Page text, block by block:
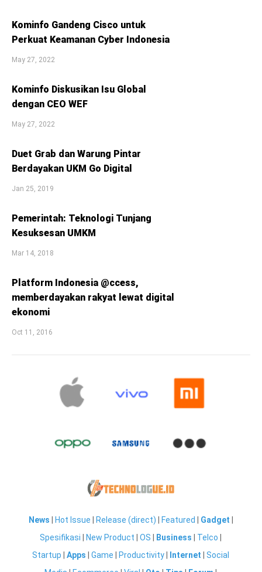
Kominfo Gandeng Cisco untuk
Perkuat Keamanan Cyber Indonesia
May 27, 2022
Kominfo Diskusikan Isu Global
dengan CEO WEF
May 27, 2022
Duet Grab dan Warung Pintar
Berdayakan UKM Go Digital
Jan 25, 2019
Pemerintah: Teknologi Tunjang
Kesuksesan UMKM
Mar 14, 2018
Platform Indonesia @ccess,
memberdayakan rakyat lewat digital
ekonomi
Oct 11, 2016
News Hot Issue Release (direct) Featured Gadget
Spesifikasi
New Product |OS Business Telco
Startup |Apps |Game Productivity Internet |Social